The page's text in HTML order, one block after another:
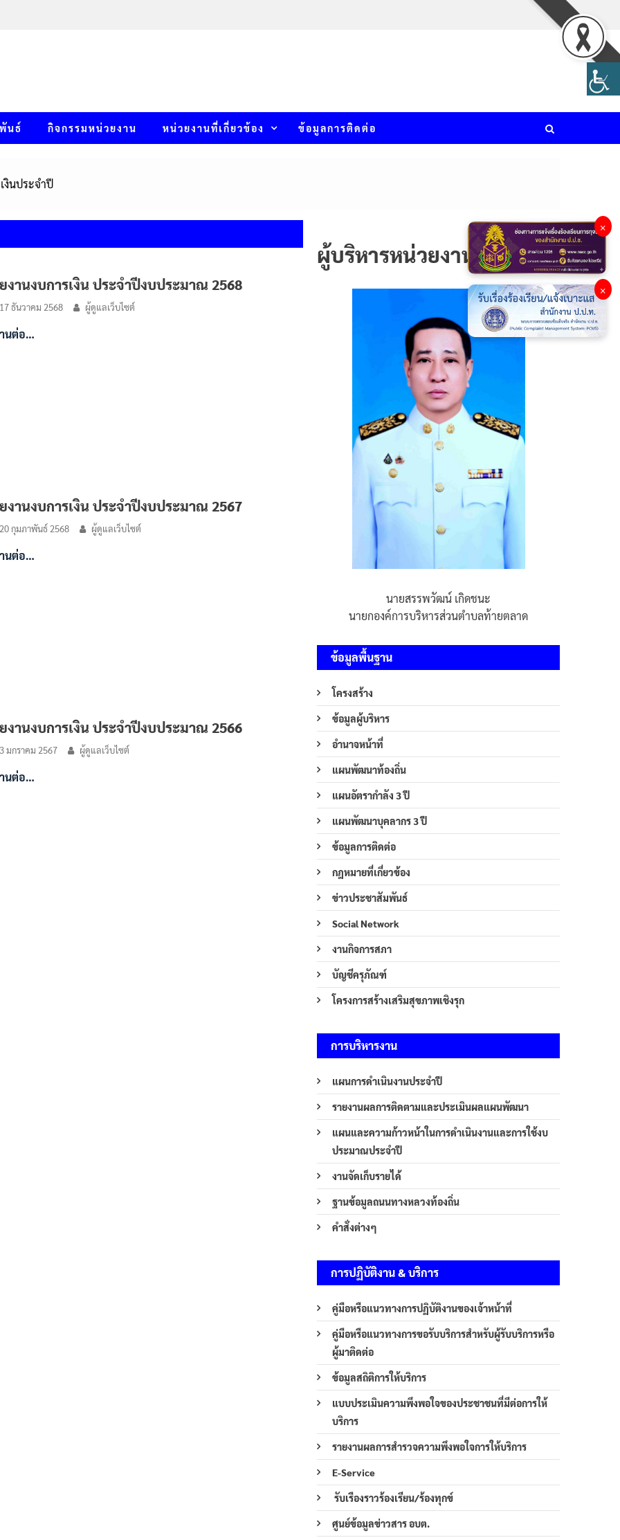
นธ์ กิจกรรมหน่วยงาน หน่วยงานที่เกี่ยวข้อง ข้อมูลการติดต่อ
งินประจำปี
งานงบการเงิน ประจำปีงบประมาณ 2568
ธันวาคม 2568 ผู้ดูแลเว็บไซต์
นต่อ…
งานงบการเงิน ประจำปีงบประมาณ 2567
กุมภาพันธ์ 2568 ผู้ดูแลเว็บไซต์
นต่อ…
งานงบการเงิน ประจำปีงบประมาณ 2566
มกราคม 2567 ผู้ดูแลเว็บไซต์
นต่อ…
ผู้บริหารหน่วยงาน
นายสรรพวัฒน์ เกิดชนะ
นายกองค์การบริหารส่วนตำบลท้ายตลาด
ข้อมูลพื้นฐาน
โครงสร้าง
ข้อมูลผู้บริหาร
อำนาจหน้าที่
แผนพัฒนาท้องถิ่น
แผนอัตรากำลัง 3 ปี
แผนพัฒนาบุคลากร 3 ปี
ข้อมูลการติดต่อ
กฎหมายที่เกี่ยวข้อง
ข่าวประชาสัมพันธ์
Social Network
งานกิจการสภา
บัญชีครุภัณฑ์
โครงการสร้างเสริมสุขภาพเชิงรุก
การบริหารงาน
แผนการดำเนินงานประจำปี
รายงานผลการติดตามและประเมินผลแผนพัฒนา
แผนและความก้าวหน้าในการดำเนินงานและการใช้งบ
ประมาณประจำปี
งานจัดเก็บรายได้
ฐานข้อมูลถนนทางหลวงท้องถิ่น
คำสั่งต่างๆ
การปฏิบัติงาน & บริการ
คู่มือหรือแนวทางการปฏิบัติงานของเจ้าหน้าที่
คู่มือหรือแนวทางการขอรับบริการสำหรับผู้รับบริการหรือ
ผู้มาติดต่อ
ข้อมูลสถิติการให้บริการ
แบบประเมินความพึงพอใจของประชาชนที่มีต่อการให้
บริการ
รายงานผลการสำรวจความพึงพอใจการให้บริการ
E-Service
รับเรืองราวร้องเรียน/ร้องทุกข์
ศูนย์ข้อมูลข่าวสาร อบต.
×
×